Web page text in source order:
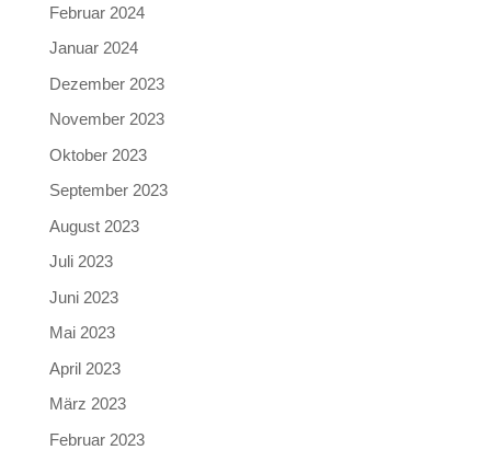
Februar 2024
Januar 2024
Dezember 2023
November 2023
Oktober 2023
September 2023
August 2023
Juli 2023
Juni 2023
Mai 2023
April 2023
März 2023
Februar 2023